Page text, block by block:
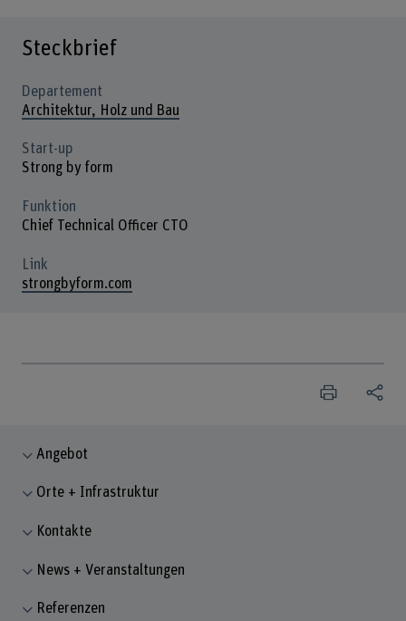
Steckbrief
Departement
Architektur, Holz und Bau
Start-up
Strong by form
Funktion
Chief Technical Officer CTO
Link
strongbyform.com
Angebot
Orte + Infrastruktur
Kontakte
News + Veranstaltungen
Referenzen